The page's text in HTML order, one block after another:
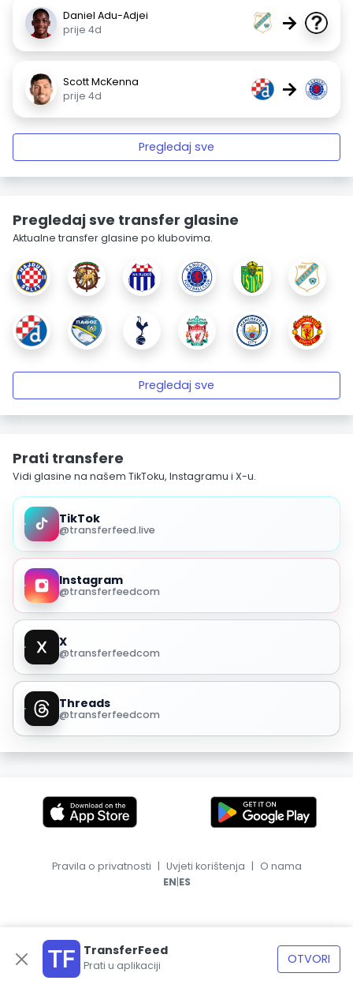
Daniel Adu-Adjei
prije 4d
→
Scott McKenna
prije 4d
→
Pregledaj sve
Pregledaj sve transfer glasine
Aktualne transfer glasine po klubovima.
Pregledaj sve
Prati transfere
Vidi glasine na našem TikToku, Instagramu i X-u.
TikTok
@transferfeed.live
Instagram
@transferfeedcom
X
@transferfeedcom
Threads
@transferfeedcom
TransferFeed
Prati u aplikaciji OTVORI
Pravila o privatnosti | Uvjeti korištenja | O nama
EN|ES